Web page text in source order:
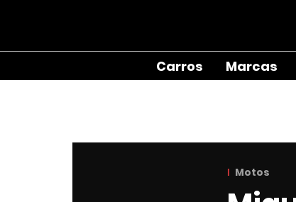
Carros Marcas
Motos